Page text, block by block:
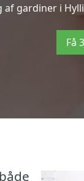
gardiner i
Få